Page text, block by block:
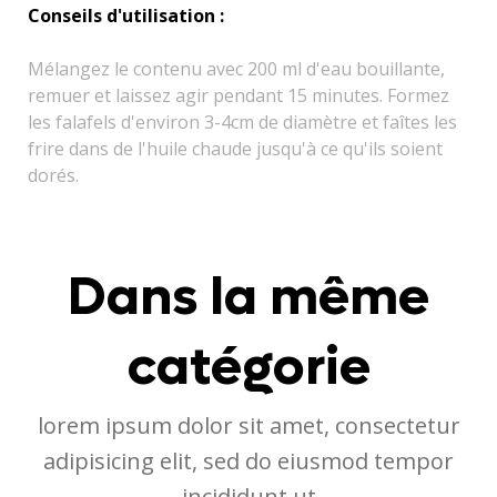
Conseils d'utilisation :
Mélangez le contenu avec 200 ml d'eau bouillante,
remuer et laissez agir pendant 15 minutes. Formez
les falafels d'environ 3-4cm de diamètre et faîtes les
frire dans de l'huile chaude jusqu'à ce qu'ils soient
dorés.
Dans la même
catégorie
lorem ipsum dolor sit amet, consectetur
adipisicing elit, sed do eiusmod tempor